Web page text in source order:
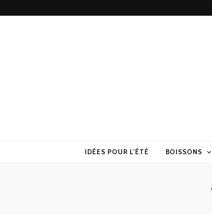
IDÉES POUR L’ÉTÉ BOISSONS